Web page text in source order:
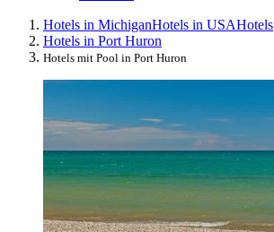
Hotels in MichiganHotels in USAHotels
Hotels in Port Huron
Hotels mit Pool in Port Huron